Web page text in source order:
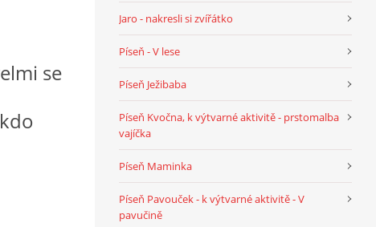
se
Jaro - nakresli si zvířátko
Píseň - V lese
Píseň Ježibaba
Píseň Kvočna, k výtvarné aktivitě - prstomalba
vajíčka
Píseň Maminka
Píseň Pavouček - k výtvarné aktivitě - V
pavučině